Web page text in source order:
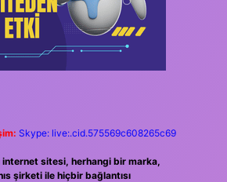
Skype: live:.cid.575569c608265c69
internet sitesi, herhangi bir marka,
şirketi ile hiçbir bağlantısı